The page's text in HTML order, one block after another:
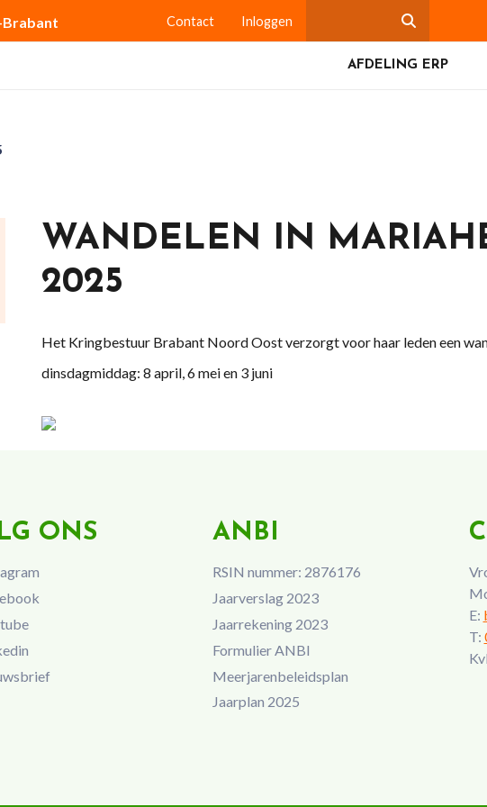
Contact Inloggen
AFDELING ERP
WANDELEN IN
2025
Het Kringbestuur Brabant Noord Oost verzorgt voor haar leden een
dinsdagmiddag: 8 april, 6 mei en 3 juni
ONS ANBI
RSIN nummer: 2876176
Jaarverslag 2023
Jaarrekening 2023
Formulier ANBI
Meerjarenbeleidsplan
Jaarplan 2025
E:
T: